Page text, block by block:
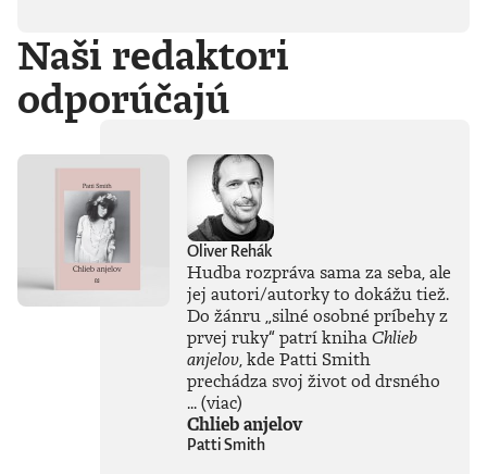
psychické diagnózy,
lásku, násilie,
rómstvo, working
class, anarchizmus,
okultizmus,
fašizmus, revolúciu,
imagináciu, Garáže,
gitaru, klavír,
mamu, otca aj
brata.Štyri
medzihry vo forme
posluchových
jukeboxov testujú
Denisov hudobný
rozhľad. Body
pozbiera takmer za
všetko.Za rozhovor
s Denisom Bangom
o Beatles, ktorý je
Naši redaktori
odporúčajú
Oliver Rehák
Hudba rozpráva sama za seba, ale
jej autori/autorky to dokážu tiež.
Do žánru „silné osobné príbehy z
prvej ruky“patrí knihaChlieb
anjelov, kde Patti Smith
prechádza svoj život od drsného
...(viac)
Chlieb anjelov
Patti Smith